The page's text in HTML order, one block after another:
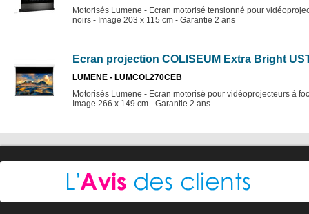
Motorisés Lumene - Ecran motorisé tensionné pour
noirs - Image 203 x 115 cm - Garantie 2 ans
Ecran projection COLISEUM Extra Bright
LUMENE - LUMCOL270CEB
Motorisés Lumene - Ecran motorisé pour vidéoprojecteurs à
Image 266 x 149 cm - Garantie 2 ans